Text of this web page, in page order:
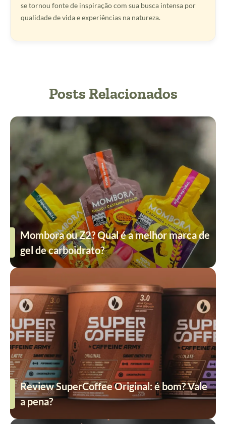
se tornou fonte de inspiração com sua busca intensa por
qualidade de vida e experiências na natureza.
Posts Relacionados
Mombora ou Z2? Qual é a melhor marca de
gel de carboidrato?
Review SuperCoffee Original: é bom? Vale
a pena?